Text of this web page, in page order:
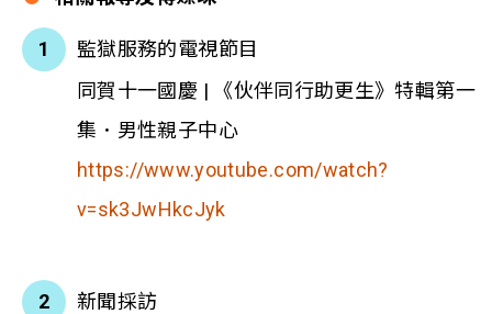
監獄服務的電視節目
同賀十一國慶 | 《伙伴同行助更生》特輯第一
集．男性親子中心
https://www.youtube.com/watch?
v=sk3JwHkcJyk
新聞採訪